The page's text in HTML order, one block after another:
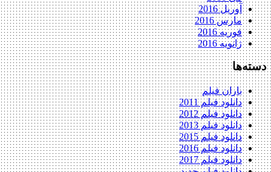
آوریل 2016
مارس 2016
فوریه 2016
ژانویه 2016
دسته‌ها
باران فیلم
دانلود فیلم 2011
دانلود فیلم 2012
دانلود فیلم 2013
دانلود فیلم 2015
دانلود فیلم 2016
دانلود فیلم 2017